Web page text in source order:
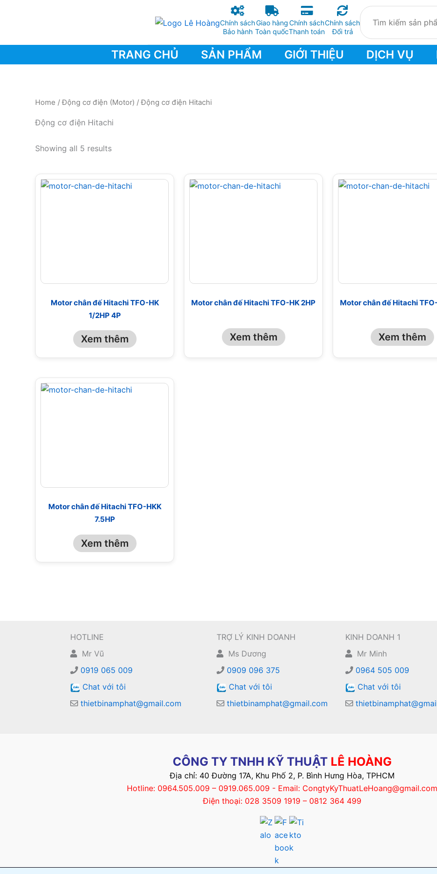
Chính sách
Bảo hành
Giao hàng
Toàn quốc
Chính sách
Thanh toán
Chính sách
Đổi trả
TRANG CHỦ SẢN PHẨM GIỚI THIỆU DỊCH VỤ
Home /Động cơ điện (Motor) / Động cơ điện Hitachi
Động cơ điện Hitachi
Showing all 5 results
Motor chân đế Hitachi TFO-HK
1/2HP 4P
Xem thêm
Motor chân đế Hitachi TFO-HK 2HP
Xem thêm
Motor chân đế Hitachi
Xem thêm
Motor chân đế Hitachi TFO-HKK
7.5HP
Xem thêm
HOTLINE
Mr Vũ
0919 065 009
Chat với tôi
thietbinamphat@gmail.com
TRỢ LÝ KINH DOANH
Ms Dương
0909 096 375
Chat với tôi
thietbinamphat@gmail.com
KINH DOANH 1
Mr Minh
0964 505 009
Chat với tôi
CÔNG TY TNHH KỸ THUẬT LÊ HOÀNG
Địa chỉ: 40 Đường 17A, Khu Phố 2, P. Bình Hưng Hòa, TPHCM
Hotline: 0964.505.009 – 0919.065.009 - Email: CongtyKyThuatLeHoang@gmail.com
Điện thoại: 028 3509 1919 – 0812 364 499